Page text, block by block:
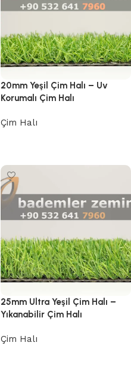
20mm Yeşil Çim Halı – Uv
Korumalı Çim Halı
Çim Halı
25mm Ultra Yeşil Çim Halı –
Yıkanabilir Çim Halı
Çim Halı